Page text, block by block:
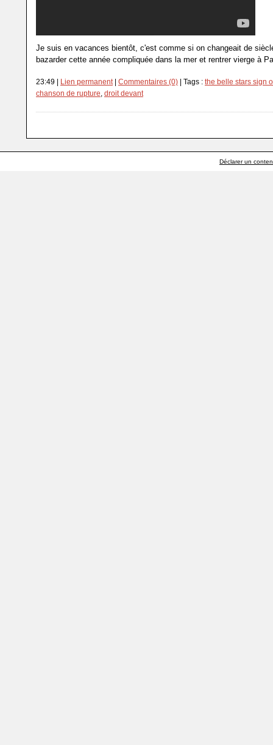
Je suis en vacances bientôt, c'est comme si on changeait de
bazarder cette année compliquée dans la mer et rentrer vierge à
23:49 | Lien permanent| Commentaires (0) | Tags : the belle stars sign
chanson de rupture, droit devant
Déclarer un